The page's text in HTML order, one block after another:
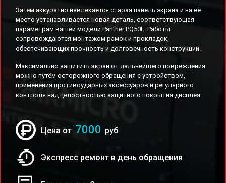
Затем аккуратно извлекается старая панель экрана и на её
место устанавливается новая деталь, соответствующая
параметрам вашей модели Panther PQ50L. Работы
сопровождаются монтажом рамок и прокладок,
обеспечивающих прочность и долговечность конструкции.
Максимально защитить экран от дальнейшего повреждения
можно путём осторожного обращения с устройством,
применения противоударных аксессуаров и регулярного
контроля над целостностью защитного покрытия дисплея.
Цена от 7000 руб
Экспресс ремонт в день обращения